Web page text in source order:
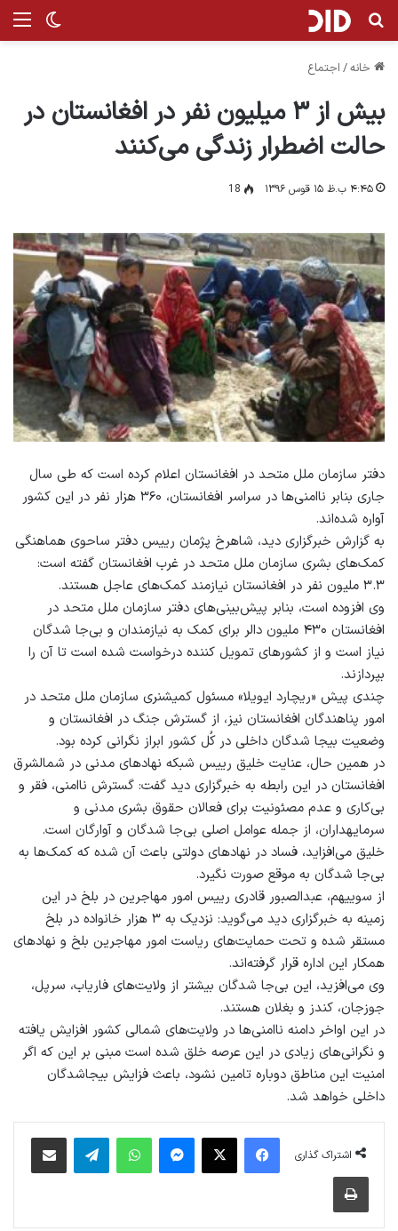
تغییر جستجو برای
خانه/ اجتماع
بیش از ۳ میلیون نفر در افغانستان در
حالت اضطرار زندگی می‌کنند
۴:۴۵ ب.ظ ۱۵ قوس ۱۳۹۶ 18
دفتر سازمان ملل متحد در افغانستان اعلام کرده است که طی سال
جاری بنابر ناامنی‌ها در سراسر افغانستان، ۳۶۰ هزار نفر در این کشور
آواره شده‌اند.
به گزارش خبرگزاری دید، شاهرخ پژمان رییس دفتر ساحوی هماهنگی
کمک‌های بشری سازمان ملل متحد در غرب افغانستان گفته است:
۳.۳ ملیون نفر در افغانستان نیازمند کمک‌های عاجل هستند.
وی افزوده است، بنابر پیش‌بینی‌های دفتر سازمان ملل متحد در
افغانستان ۴۳۰ ملیون دالر برای کمک به نیازمندان و بی‌جا شدگان
نیاز است و از کشورهای تمویل کننده درخواست شده است تا آن را
بپردازند.
چندی پیش «ریچارد ایویلا» مسئول کمیشنری سازمان ملل متحد در
امور پناهندگان افغانستان نیز، از گسترش جنگ در افغانستان و
وضعیت بی‎جا شدگان داخلی در کُل کشور ابراز نگرانی کرده بود.
در همین حال، عنایت خلیق رییس شبکه نهادهای مدنی در شمال‎شرق
افغانستان در این رابطه به خبرگزاری دید گفت: گسترش ناامنی، فقر و
بی‌کاری و عدم مصئونیت برای فعالان حقوق بشری مدنی و
سرمایه‎داران، از جمله عوامل اصلی بی‌جا شدگان و آوارگان است.
خلیق می‌افزاید، فساد در نهادهای دولتی باعث آن شده که کمک‌ها به
بی‌جا شدگان به موقع صورت نگیرد.
از سویی‎هم، عبدالصبور قادری رییس امور مهاجرین در بلخ در این
زمینه به خبرگزاری دید می‌گوید: نزدیک به ۳ هزار خانواده در بلخ
مستقر شده و تحت حمایت‌های ریاست امور مهاجرین بلخ و نهادهای
همکار این اداره قرار گرفته‌اند.
وی می‌افزید، این بی‌جا شدگان بیشتر از ولایت‌های فاریاب، سرپل،
جوزجان، کندز و بغلان هستند.
در این اواخر دامنه ناامنی‌ها در ولایت‌های شمالی کشور افزایش یافته
و نگرانی‌های زیادی در این عرصه خلق شده است مبنی بر این که اگر
امنیت این مناطق دوباره تامین نشود، باعث فزایش بی‎جاشدگان
داخلی خواهد شد.
اشتراک گذاری
فیس بوک پیام رسان واتس آپ